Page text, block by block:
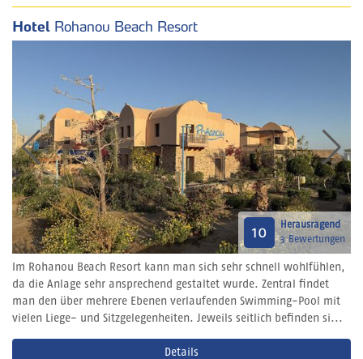
Hotel Rohanou Beach Resort
10
Herausragend
3 Bewertungen
Im Rohanou Beach Resort kann man sich sehr schnell wohlfühlen,
da die Anlage sehr ansprechend gestaltet wurde. Zentral findet
man den über mehrere Ebenen verlaufenden Swimming-Pool mit
vielen Liege- und Sitzgelegenheiten. Jeweils seitlich befinden si...
Details